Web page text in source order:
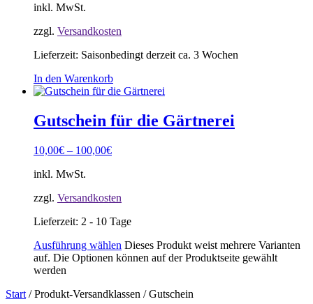
inkl. MwSt.
zzgl. Versandkosten
Lieferzeit: Saisonbedingt derzeit ca. 3 Wochen
In den Warenkorb
Gutschein für die Gärtnerei
10,00€ – 100,00€
inkl. MwSt.
zzgl. Versandkosten
Lieferzeit: 2 - 10 Tage
Ausführung wählen Dieses Produkt weist mehrere Varianten
auf. Die Optionen können auf der Produktseite gewählt
werden
Start / Produkt-Versandklassen / Gutschein